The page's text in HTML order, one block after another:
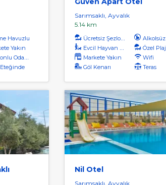
Havuzlu
Yakın
Odalar
Sarımsaklı, Ayvalık
5.14 km
Ücretsiz Şezlong
Alkolsüz
Evcil Hayvan Kabul
Özel Plaj
Markete Yakın
Wifi
Göl Kenarı
Teras
Nil Otel
Sarımsaklı, Ayvalık